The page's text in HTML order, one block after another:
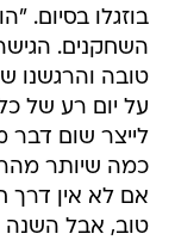
בוזגלו בסיום.
השחקנים.
טובה והרגשנו
על יום רע של
לייצר שום דבר
כמה שיותר
אם לא אין דרך
טוב, אבל השנה